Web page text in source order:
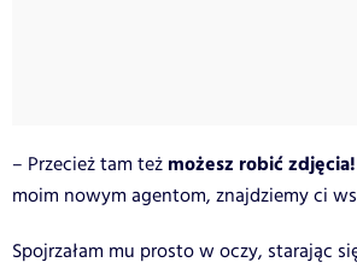
– Przecież tam też możesz robić zdjęcia!
moim nowym agentom, znajdziemy ci
Spojrzałam mu prosto w oczy, starając